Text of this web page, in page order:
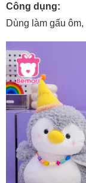
Công dụng:
Dùng làm gấu